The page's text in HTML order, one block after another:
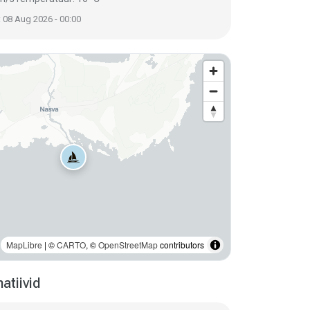
Aug 2026 - 00:00
MapLibre | ©CARTO, ©OpenStreetMapcontributors